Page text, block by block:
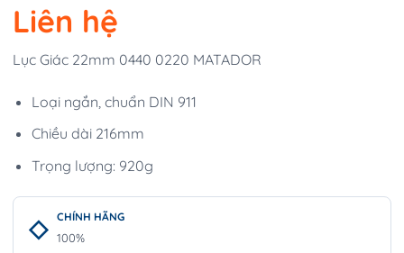
Liên hệ
Lục Giác 22mm 0440 0220 MATADOR
Loại ngắn, chuẩn DIN 911
Chiều dài 216mm
Trọng lượng: 920g
CHÍNH HÃNG
100%